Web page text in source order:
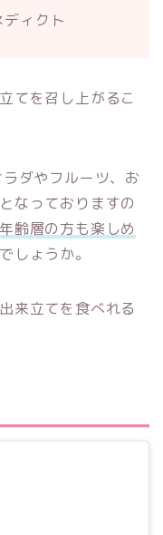
ィクト
てを召し上がるこ
ダやフルーツ、お
なっておりますの
齢層の方も楽しめ
しょうか。
来立てを食べれる